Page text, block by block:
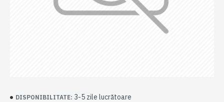
DISPONIBILITATE: 3-5 zile lucrătoare